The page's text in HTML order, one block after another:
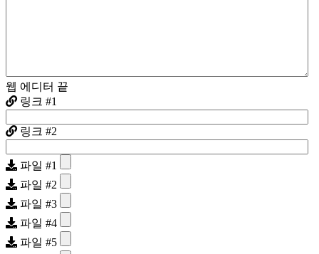
웹 에디터 끝
링크 #1
링크 #2
파일 #1
파일 #2
파일 #3
파일 #4
파일 #5